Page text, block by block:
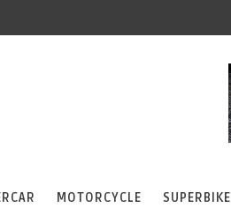
MOTORCYCLE SUPERBIKE